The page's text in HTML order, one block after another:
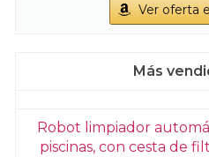
Ver oferta
Robot limpiador
piscinas, con cesta de